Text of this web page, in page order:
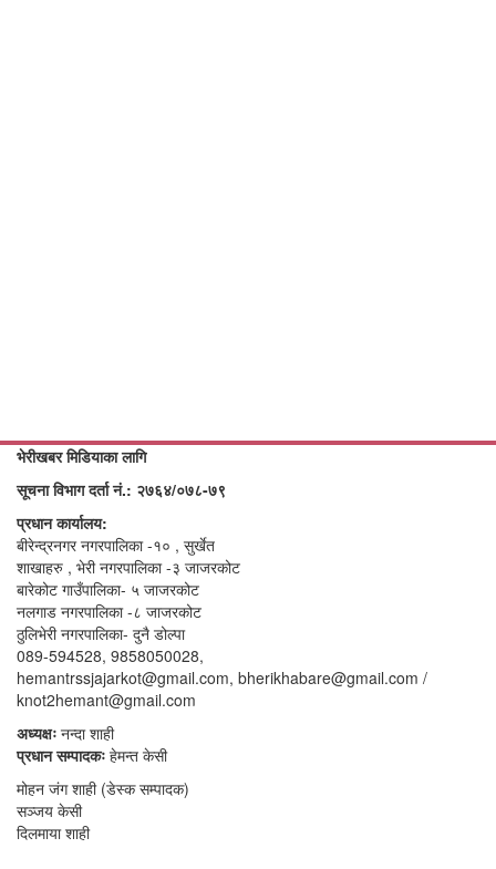
भेरीखबर मिडियाका लागि
सूचना विभाग दर्ता नं.: २७६४/०७८-७९
प्रधान कार्यालय:
बीरेन्द्रनगर नगरपालिका -१० , सुर्खेत
शाखाहरु , भेरी नगरपालिका -३ जाजरकोट
बारेकोट गाउँपालिका- ५ जाजरकोट
नलगाड नगरपालिका -८ जाजरकोट
ठुलिभेरी नगरपालिका- दुनै डोल्पा
089-594528, 9858050028,
hemantrssjajarkot@gmail.com, bherikhabare@gmail.com /
knot2hemant@gmail.com
अध्यक्षः नन्दा शाही
प्रधान सम्पादकः हेमन्त केसी
मोहन जंग शाही (डेस्क सम्पादक)
सञ्जय केसी
दिलमाया शाही